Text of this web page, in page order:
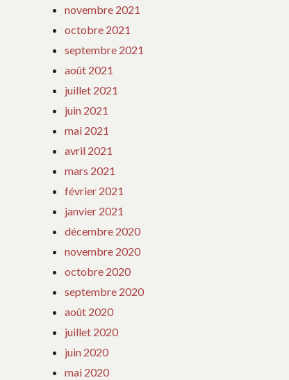
novembre 2021
octobre 2021
septembre 2021
août 2021
juillet 2021
juin 2021
mai 2021
avril 2021
mars 2021
février 2021
janvier 2021
décembre 2020
novembre 2020
octobre 2020
septembre 2020
août 2020
juillet 2020
juin 2020
mai 2020